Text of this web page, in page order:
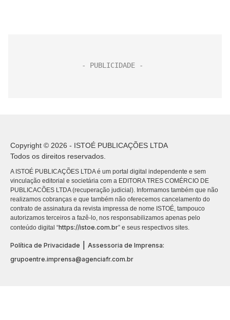
Copyright © 2026 - ISTOÉ PUBLICAÇÕES LTDA
Todos os direitos reservados.
A ISTOÉ PUBLICAÇÕES LTDA é um portal digital independente e sem
vinculação editorial e societária com a EDITORA TRES COMÉRCIO DE
PUBLICACÕES LTDA (recuperação judicial). Informamos também que não
realizamos cobranças e que também não oferecemos cancelamento do
contrato de assinatura da revista impressa de nome ISTOÉ, tampouco
autorizamos terceiros a fazê-lo, nos responsabilizamos apenas pelo
conteúdo digital “https://istoe.com.br” e seus respectivos sites.
Política de Privacidade
Assessoria de Imprensa:
grupoentre.imprensa@agenciafr.com.br